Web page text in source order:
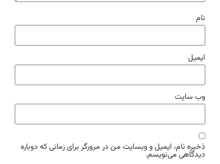
نام
ایمیل
وب‌ سایت
ذخیره نام، ایمیل و وبسایت من در مرورگر برای زمانی که دوباره
دیدگاهی می‌نویسم.